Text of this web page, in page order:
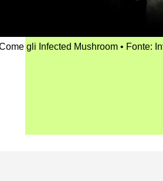
gli Infected Mushroom Fonte: